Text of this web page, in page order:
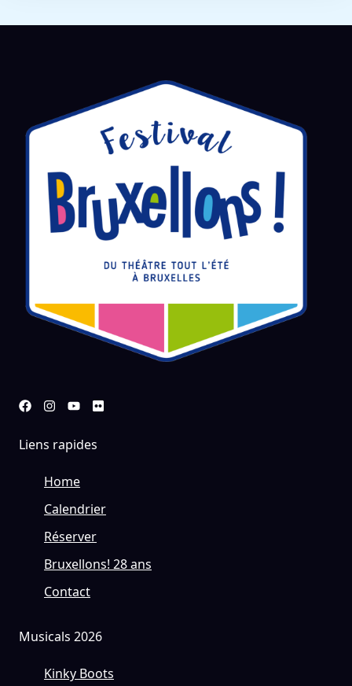
Liens rapides
Home
Calendrier
Réserver
Bruxellons! 28 ans
Contact
Musicals 2026
Kinky Boots